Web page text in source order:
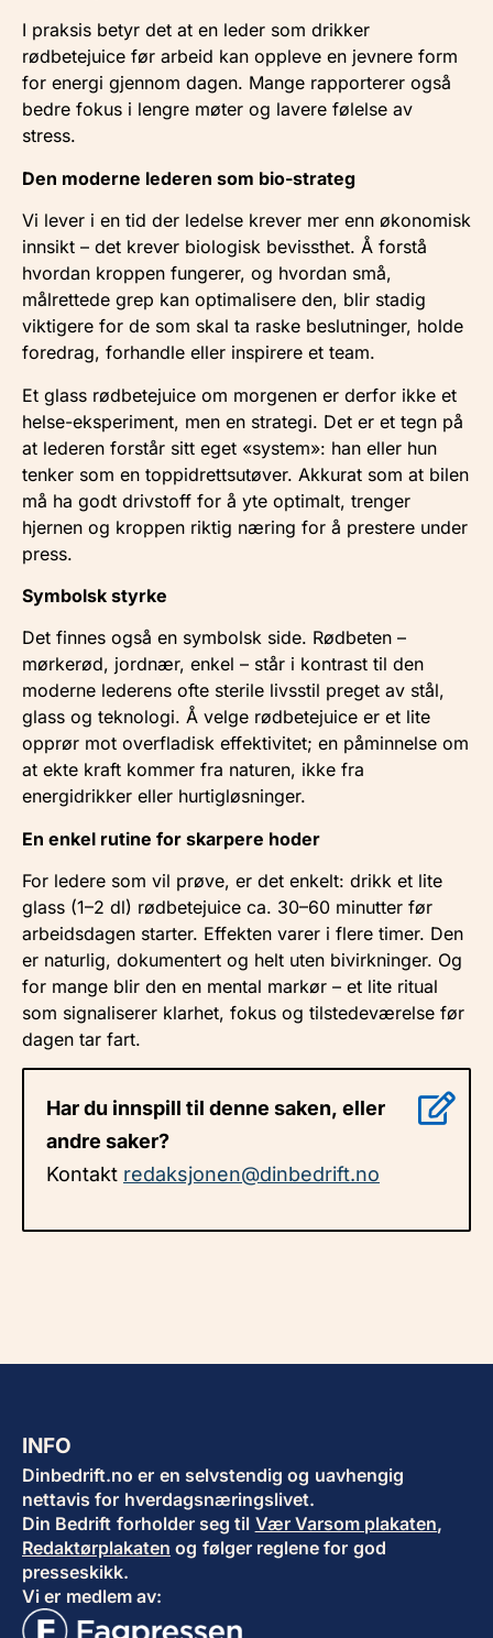
I praksis betyr det at en leder som drikker
rødbetejuice før arbeid kan oppleve en jevnere form
for energi gjennom dagen. Mange rapporterer også
bedre fokus i lengre møter og lavere følelse av
stress.
Den moderne lederen som bio-strateg
Vi lever i en tid der ledelse krever mer enn økonomisk
innsikt – det krever biologisk bevissthet. Å forstå
hvordan kroppen fungerer, og hvordan små,
målrettede grep kan optimalisere den, blir stadig
viktigere for de som skal ta raske beslutninger, holde
foredrag, forhandle eller inspirere et team.
Et glass rødbetejuice om morgenen er derfor ikke et
helse-eksperiment, men en strategi. Det er et tegn på
at lederen forstår sitt eget «system»: han eller hun
tenker som en toppidrettsutøver. Akkurat som at bilen
må ha godt drivstoff for å yte optimalt, trenger
hjernen og kroppen riktig næring for å prestere under
press.
Symbolsk styrke
Det finnes også en symbolsk side. Rødbeten –
mørkerød, jordnær, enkel – står i kontrast til den
moderne lederens ofte sterile livsstil preget av stål,
glass og teknologi. Å velge rødbetejuice er et lite
opprør mot overfladisk effektivitet; en påminnelse om
at ekte kraft kommer fra naturen, ikke fra
energidrikker eller hurtigløsninger.
En enkel rutine for skarpere hoder
For ledere som vil prøve, er det enkelt: drikk et lite
glass (1–2 dl) rødbetejuice ca. 30–60 minutter før
arbeidsdagen starter. Effekten varer i flere timer. Den
er naturlig, dokumentert og helt uten bivirkninger. Og
for mange blir den en mental markør – et lite ritual
som signaliserer klarhet, fokus og tilstedeværelse før
dagen tar fart.
Har du innspill til denne saken, eller
andre saker?
Kontakt redaksjonen@dinbedrift.no
INFO
Dinbedrift.no er en selvstendig og uavhengig
nettavis for hverdagsnæringslivet.
Din Bedrift forholder seg til Vær Varsom plakaten,
Redaktørplakaten og følger reglene for god
presseskikk.
Vi er medlem av: